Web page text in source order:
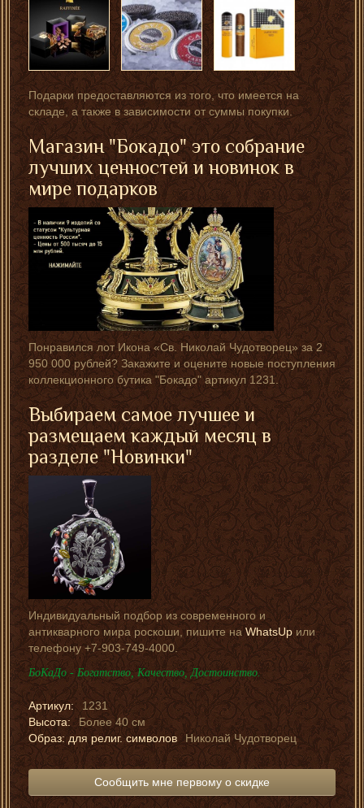
Подарки предоставляются из того, что имеется на
складе, а также в зависимости от суммы покупки.
Магазин "Бокадо" это собрание
лучших ценностей и новинок в
мире подарков
Понравился лот Икона «Св. Николай Чудотворец» за 2
950 000 рублей? Закажите и оцените новые поступления
коллекционного бутика "Бокадо" артикул 1231.
Выбираем самое лучшее и
размещаем каждый месяц в
разделе "Новинки"
Индивидуальный подбор из современного и
антикварного мира роскоши, пишите наWhatsUpили
телефону +7-903-749-4000.
БоКаДо - Богатство, Качество, Достоинство.
Артикул:
1231
Высота:
Более 40 см
Образ: для религ. символов
Николай Чудотворец
Сообщить мне первому о скидке